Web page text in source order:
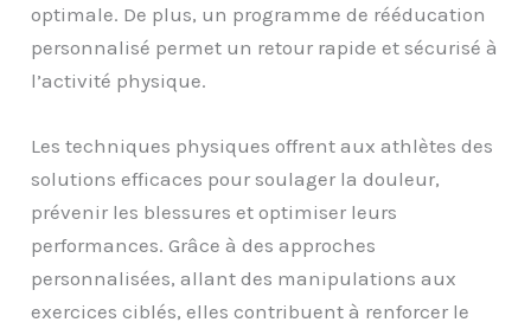
optimale. De plus, un programme de rééducation
personnalisé permet un retour rapide et sécurisé à
l’activité physique.
Les techniques physiques offrent aux athlètes des
solutions efficaces pour soulager la douleur,
prévenir les blessures et optimiser leurs
performances. Grâce à des approches
personnalisées, allant des manipulations aux
exercices ciblés, elles contribuent à renforcer le